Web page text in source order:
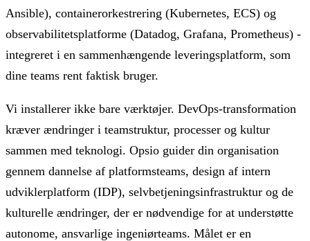
Ansible), containerorkestrering (Kubernetes, ECS) og
observabilitetsplatforme (Datadog, Grafana, Prometheus) -
integreret i en sammenhængende leveringsplatform, som
dine teams rent faktisk bruger.
Vi installerer ikke bare værktøjer. DevOps-transformation
kræver ændringer i teamstruktur, processer og kultur
sammen med teknologi. Opsio guider din organisation
gennem dannelse af platformsteams, design af intern
udviklerplatform (IDP), selvbetjeningsinfrastruktur og de
kulturelle ændringer, der er nødvendige for at understøtte
autonome, ansvarlige ingeniørteams. Målet er en